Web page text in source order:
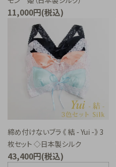
11,000円(税込)
締め付けないブラ 《 結 - Yui -》 3
枚セット ◇日本製シルク
43,400円(税込)